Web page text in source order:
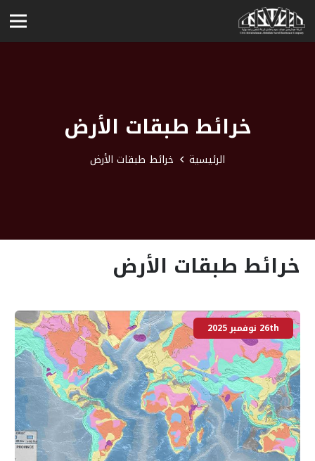
خرائط طبقات الأرض
الرئيسية خرائط طبقات الأرض
خرائط طبقات الأرض
26th نوفمبر 2025